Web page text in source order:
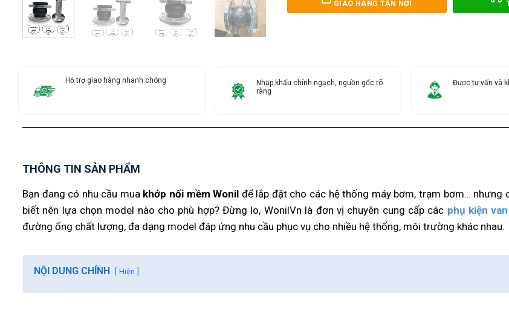
GIAO HÀNG TẬN NƠI
Hỗ trợ giao hàng nhanh chóng
Nhập khẩu chính ngạch, nguồn gốc rõ
ràng
Được tư vấn và
THÔNG TIN SẢN PHẨM
Bạn đang có nhu cầu mua khớp nối mềm Wonil để lắp đặt cho các hệ thống máy bơm, trạm bơm… nhưng
biết nên lựa chọn model nào cho phù hợp?Đừng lo, WonilVn là đơn vị chuyên cung cấp các phụ kiện van
đường ống chất lượng, đa dạng model đáp ứng nhu cầu phục vụ cho nhiều hệ thống, môi trường khác nhau.
NỘI DUNG CHÍNH Hiện